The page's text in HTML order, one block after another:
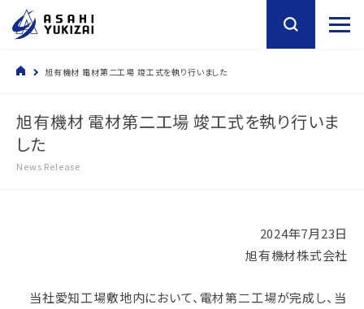
旭有機材 電材第二工場 竣工式を執り行いました
旭有機材 電材第二工場 竣工式を執り行いま
した
News Release
2024年7月23日
旭有機材株式会社
当社愛知工場敷地内において、電材第二工場が完成し、当